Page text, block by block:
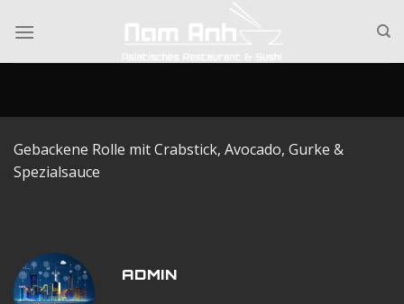
Gebackene Rolle mit Crabstick, Avocado, Gurke &
Spezialsauce
ADMIN